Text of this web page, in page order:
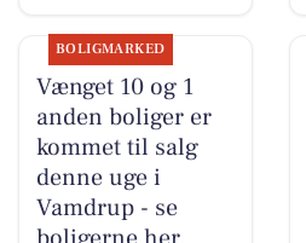
BOLIGMARKED
Vænget 10 og 1
anden boliger er
kommet til salg
denne uge i
Vamdrup - se